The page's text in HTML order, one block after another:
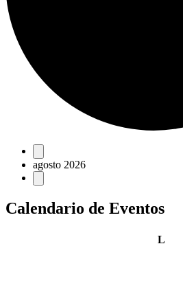
Eventos
agosto 2026
Calendario de Eventos
Llunes